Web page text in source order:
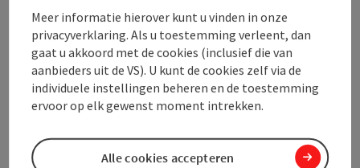
Kamers/vakantiewoningen
Prijs
Verzorging
Meer informatie hierover kunt u vinden in onze
privacyverklaring. Als u toestemming verleent, dan
gaat u akkoord met de cookies (inclusief die van
aanbieders uit de VS). U kunt de cookies zelf via de
individuele instellingen beheren en de toestemming
ervoor op elk gewenst moment intrekken.
Alle cookies accepteren